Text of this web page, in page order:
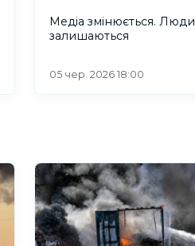
Медіа змінюється. Люди
залишаються
05 чер. 2026 18:00